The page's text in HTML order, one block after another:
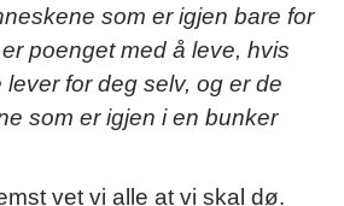
som er igjen bare for
poenget med å leve, hvis
lever for deg selv, og er de
som er igjen i en bunker
vet vi alle at vi skal dø.